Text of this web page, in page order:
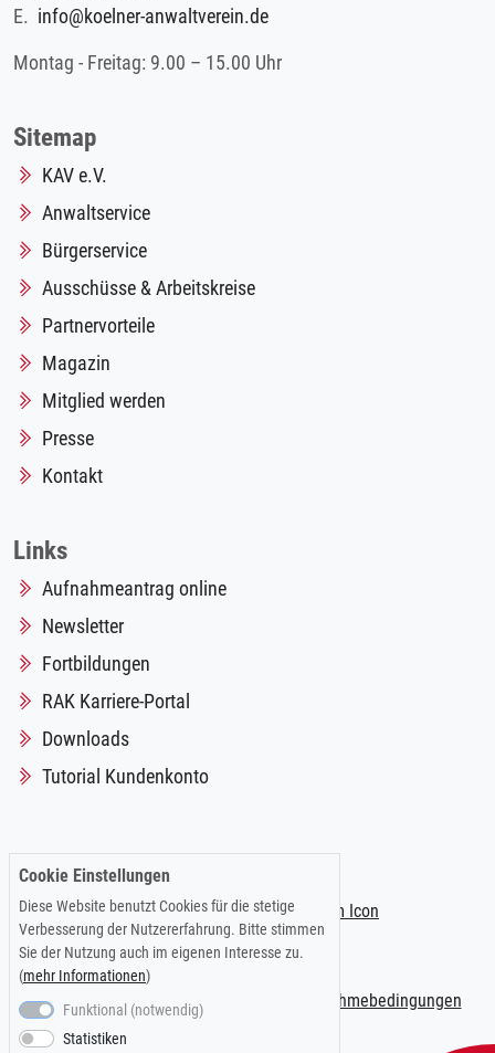
E. info@koelner-anwaltverein.de
Montag - Freitag: 9.00 – 15.00 Uhr
Sitemap
KAV e.V.
Anwaltservice
Bürgerservice
Ausschüsse & Arbeitskreise
Partnervorteile
Magazin
Mitglied werden
Presse
Kontakt
Links
Aufnahmeantrag online
Newsletter
Fortbildungen
RAK Karriere-Portal
Downloads
Tutorial Kundenkonto
Impressum |Datenschutzerklärung Teilnahmebedingungen
Cookie Einstellungen
Diese Website benutzt Cookies für die stetige
Verbesserung der Nutzererfahrung. Bitte stimmen
Sie der Nutzung auch im eigenen Interesse zu.
(mehr Informationen)
Funktional (notwendig)
Statistiken